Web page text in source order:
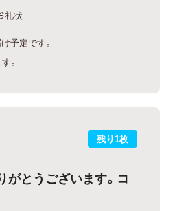
礼状
予定です。
。
残り1枚
がとうございます。コ